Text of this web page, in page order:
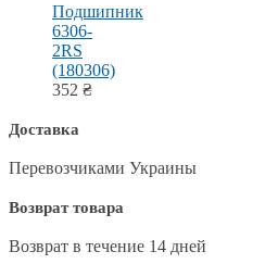
Подшипник
6306-
2RS
(180306)
352 ₴
Доставка
Перевозчиками Украины
Возврат товара
Возврат в течение 14 дней